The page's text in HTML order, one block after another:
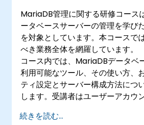
MariaDB管理に関する研修コース
ータベースサーバーの管理を学び
を対象としています。本コースで
べき業務全体を網羅しています。
コース内では、MariaDBデータベ
利用可能なツール、その使い方、
ティ設定とサーバー構成方法につ
します。受講者はユーザーアカウ
ぶことができます。さらにデータ
続きを読む...